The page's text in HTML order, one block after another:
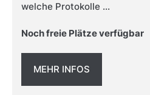
welche Protokolle ...
Noch freie Plätze verfügbar
MEHR INFOS